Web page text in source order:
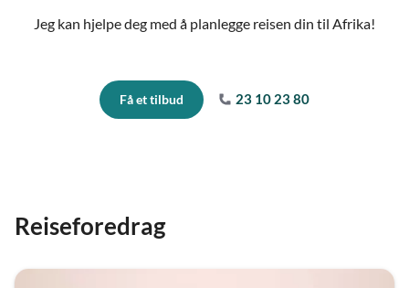
Jeg kan hjelpe deg med å planlegge reisen din til Afrika!
Få et tilbud 23 10 23 80
Reiseforedrag